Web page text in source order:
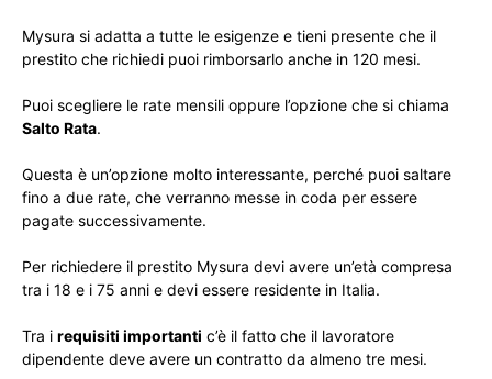
Mysura si adatta a tutte le esigenze e tieni presente che il
prestito che richiedi puoi rimborsarlo anche in 120 mesi.
Puoi scegliere le rate mensili oppure l’opzione che si chiama
Salto Rata.
Questa è un’opzione molto interessante, perché puoi saltare
fino a due rate, che verranno messe in coda per essere
pagate successivamente.
Per richiedere il prestito Mysura devi avere un’età compresa
tra i 18 e i 75 anni e devi essere residente in Italia.
Tra i requisiti importanti c’è il fatto che il lavoratore
dipendente deve avere un contratto da almeno tre mesi.